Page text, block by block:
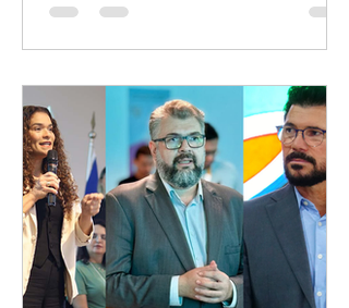
turno quanto em todos os principais